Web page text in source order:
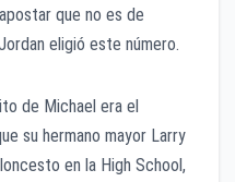
que no es de
eligió este número.
de Michael era el
su hermano mayor Larry
en la High School,